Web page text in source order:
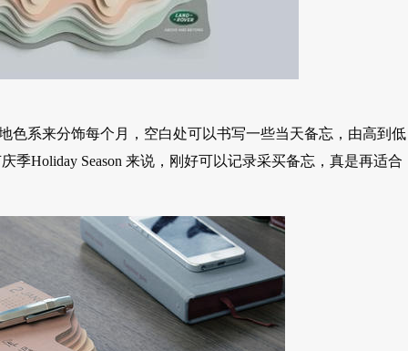
色系来分饰每个月，空白处可以书写一些当天备忘，由高到低
Holiday Season 来说，刚好可以记录采买备忘，真是再适合